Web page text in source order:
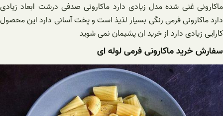
ماکارونی غنی شده مدل زیادی دارد ماکارونی صدفی درشت ابعاد زیادی
دارد ماکارونی فرمی رنگی بسیار لذیذ است و پخت آسانی دارد این محصول
کارایی زیادی دارد از خرید ان پشیمان نمی شوید
سفارش خرید ماکارونی فرمی لوله ای